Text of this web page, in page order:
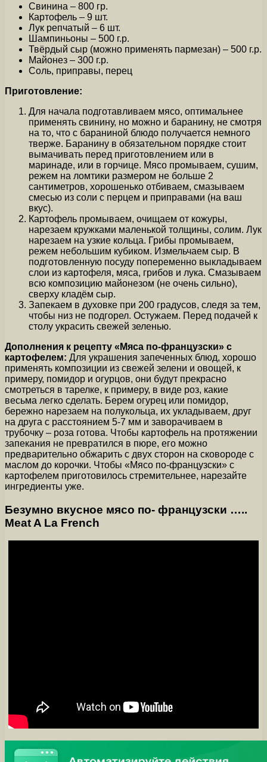
Свинина – 800 гр.
Картофель – 9 шт.
Лук репчатый – 6 шт.
Шампиньоны – 500 г.р.
Твёрдый сыр (можно применять пармезан) – 500 г.р.
Майонез – 300 г.р.
Соль, приправы, перец
Приготовление:
Для начала подготавливаем мясо, оптимальнее
применять свинину, но можно и баранину, не смотря
на то, что с бараниной блюдо получается немного
тверже. Баранину в обязательном порядке стоит
вымачивать перед приготовлением или в
маринаде, или в горчице. Мясо промываем, сушим,
режем на ломтики размером не больше 2
сантиметров, хорошенько отбиваем, смазываем
смесью из соли с перцем и приправами (на ваш
вкус).
Картофель промываем, очищаем от кожуры,
нарезаем кружками маленькой толщины, солим. Лук
нарезаем на узкие кольца. Грибы промываем,
режем небольшим кубиком. Измельчаем сыр. В
подготовленную посуду попеременно выкладываем
слои из картофеля, мяса, грибов и лука. Смазываем
всю композицию майонезом (не очень сильно),
сверху кладём сыр.
Запекаем в духовке при 200 градусов, следя за тем,
чтобы низ не подгорел. Остужаем. Перед подачей к
столу украсить свежей зеленью.
Дополнения к рецепту «Мяса по-французски» с
картофелем: Для украшения запеченных блюд, хорошо
применять композиции из свежей зелени и овощей, к
примеру, помидор и огурцов, они будут прекрасно
смотреться в тарелке, к примеру, в виде роз, какие
весьма легко сделать. Берем огурец или помидор,
бережно нарезаем на полукольца, их укладываем, друг
на друга с расстоянием 5-7 мм и заворачиваем в
трубочку – роза готова. Чтобы картофель на протяжении
запекания не превратился в пюре, его можно
предварительно обжарить с двух сторон на сковороде с
маслом до корочки. Чтобы «Мясо по-французски» с
картофелем приготовилось стремительнее, нарезайте
ингредиенты уже.
Безумно вкусное мясо по- французски …..
Meat A La French